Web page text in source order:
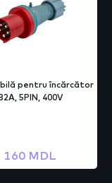
pentru încărcător
5PIN, 400V
160 MDL